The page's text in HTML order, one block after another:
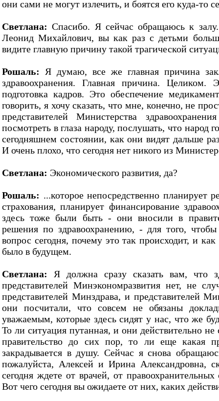
они сами не могут излечить, и боятся его куда-то
Светлана: Спасибо. Я сейчас обращаюсь к
Леонид Михайлович, вы как раз с детьми
видите главную причину такой трагической
Рошаль: Я думаю, все же главная причина
здравоохранения. Главная причина.
подготовка кадров. Это обеспечение
говорить, я хочу сказать, что мне, конечно, не
представителей Министерства
посмотреть в глаза народу, послушать, что народ
сегодняшнем состоянии, как они видят дальше
И очень плохо, что сегодня нет никого из
Светлана: Экономического развития, да?
Рошаль: ...которое непосредственно планирует
страхования, планирует финансирование
здесь тоже были быть - они вносили в
решения по здравоохранению, - для того,
вопрос сегодня, почему это так происходит, и
было в будущем.
Светлана: Я должна сразу сказать вам, что
представителей Минэкономразвития нет, не
представителей Минздрава, и представителей
они посчитали, что совсем не обязаны
уважаемым, которые здесь сидят у нас, что же
То ли ситуация путанная, и они действительно
правительство до сих пор, то ли еще какая
закрадывается в душу. Сейчас я снова
пожалуйста, Алексей и Ирина Александровна,
сегодня ждете от врачей, от
Вот чего сегодня вы ожидаете от них, каких